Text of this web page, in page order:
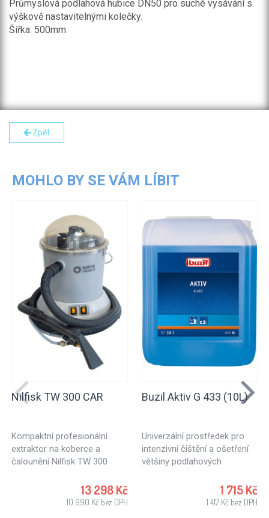
Průmyslová podlahová hubice DN50 pro suché vysávání s
výškově nastavitelnými kolečky.
Šířka: 500mm
Zpět
MOHLO BY SE VÁM LÍBIT
Nilfisk TW 300 CAR
Kompaktní profesionální
extraktor na koberce a
čalounění Nilfisk TW 300
13 298 Kč
10 990 Kč bez DPH
Buzil Aktiv G 433 (10L)
Univerzální prostředek pro
intenzivní čištění a ošetření
většiny podlahových
1 715 Kč
1 417 Kč bez DPH